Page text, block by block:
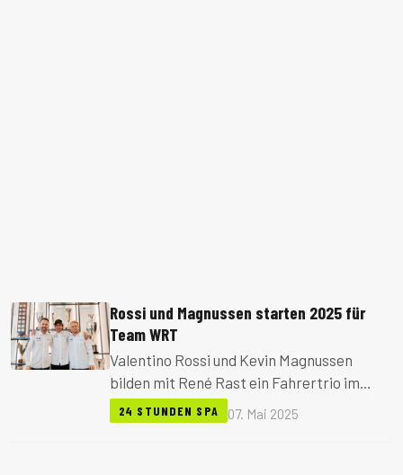
Rossi und Magnussen starten 2025 für
Team WRT
Valentino Rossi und Kevin Magnussen
bilden mit René Rast ein Fahrertrio im
erweiterten Aufgebot von Team WRT für
die 24h Spa 2025. Insgesamt bringt das
24 STUNDEN SPA 07. Mai 2025